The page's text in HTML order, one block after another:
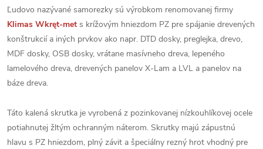
Ľudovo nazývané samorezky sú výrobkom renomovanej firmy
Klimas Wkręt-met s krížovým hniezdom PZ pre spájanie drevených
konštrukcií a iných prvkov ako napr. DTD dosky, preglejka, drevo,
MDF dosky, OSB dosky, vrátane masívneho dreva, lepeného
lamelového dreva, drevených panelov X-Lam a LVL a panelov na
báze dreva.
Táto kalená skrutka je vyrobená z pozinkovanej nízkouhlíkovej ocele
potiahnutej žltým ochranným náterom. Skrutky majú zápustnú
hlavu s PZ hniezdom, plný závit a špeciálny rezný hrot vhodný pre